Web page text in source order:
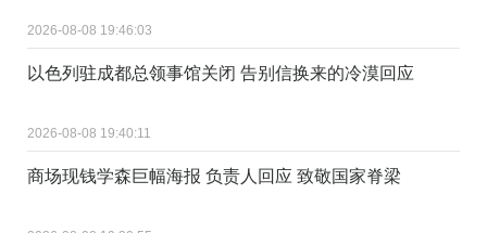
2026-08-08 19:46:03
以色列驻成都总领事馆关闭 告别信换来的冷漠回应
2026-08-08 19:40:11
商场现钱学森巨幅海报 负责人回应 致敬国家脊梁